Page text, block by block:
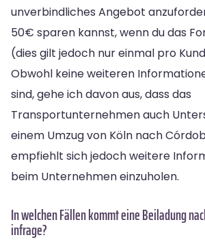
unverbindliches Angebot
50€ sparen kannst, wenn du das
(dies gilt jedoch nur einmal pro
Obwohl keine weiteren
sind, gehe ich davon aus, dass das
Transportunternehmen auch
einem Umzug von Köln nach
empfiehlt sich jedoch weitere
beim Unternehmen einzuholen.
In welchen Fällen kommt eine Beiladung
infrage?